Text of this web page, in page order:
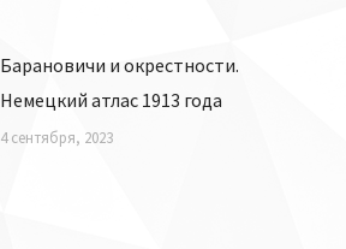
Барановичи и окрестности.
Немецкий атлас 1913 года
4 сентября, 2023